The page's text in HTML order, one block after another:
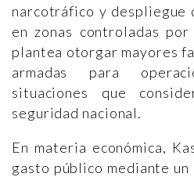
narcotráfico y despliegue
en zonas controladas
plantea otorgar mayores
armadas para
situaciones que
seguridad nacional.
En materia económica,
gasto público mediante